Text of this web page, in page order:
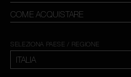
COME ACQUISTARE
SELEZIONA PAESE / REGIONE